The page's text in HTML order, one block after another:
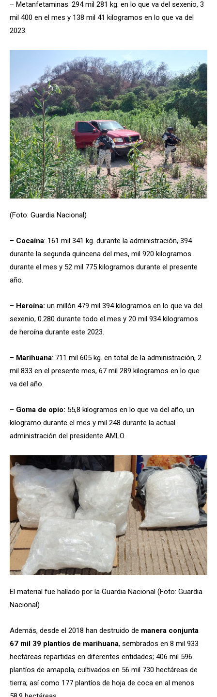
– Metanfetaminas: 294 mil 281 kg. en lo que va del sexenio, 3
mil 400 en el mes y 138 mil 41 kilogramos en lo que va del
2023.
(Foto: Guardia Nacional)
– Cocaína: 161 mil 341 kg. durante la administración, 394
durante la segunda quincena del mes, mil 920 kilogramos
durante el mes y 52 mil 775 kilogramos durante el presente
año.
– Heroína: un millón 479 mil 394 kilogramos en lo que va del
sexenio, 0.280 durante todo el mes y 20 mil 934 kilogramos
de heroína durante este 2023.
– Marihuana: 711 mil 605 kg. en total de la administración, 2
mil 833 en el presente mes, 67 mil 289 kilogramos en lo que
va del año.
– Goma de opio: 55,8 kilogramos en lo que va del año, un
kilogramo durante el mes y mil 248 durante la actual
administración del presidente AMLO.
El material fue hallado por la Guardia Nacional (Foto: Guardia
Nacional)
Además, desde el 2018 han destruido de manera conjunta
67 mil 39 plantíos de marihuana, sembrados en 8 mil 933
hectáreas repartidas en diferentes entidades; 406 mil 596
plantíos de amapola, cultivados en 56 mil 730 hectáreas de
tierra; así como 177 plantíos de hoja de coca en al menos